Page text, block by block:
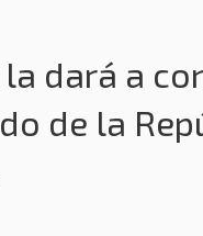
dará a
de la